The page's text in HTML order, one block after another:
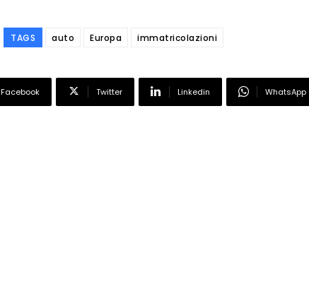
TAGS auto Europa immatricolazioni
Facebook Twitter Linkedin WhatsApp